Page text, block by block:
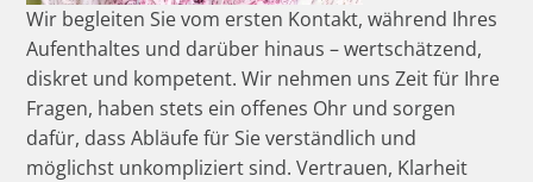
Wir begleiten Sie vom ersten Kontakt, während Ihres
Aufenthaltes und darüber hinaus – wertschätzend,
diskret und kompetent. Wir nehmen uns Zeit für Ihre
Fragen, haben stets ein offenes Ohr und sorgen
dafür, dass Abläufe für Sie verständlich und
möglichst unkompliziert sind. Vertrauen, Klarheit